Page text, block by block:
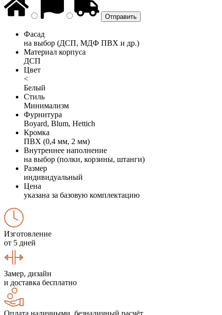
Фасад
на выбор (ДСП, МДФ ПВХ и др.)
Материал корпуса
ДСП
Цвет
<
Белый
Стиль
Минимализм
Фурнитура
Boyard, Blum, Hettich
Кромка
ПВХ (0,4 мм, 2 мм)
Внутреннее наполнение
на выбор (полки, корзины, штанги)
Размер
индивидуальный
Цена
указана за базовую комплектацию
Изготовление
от 5 дней
Замер, дизайн
и доставка бесплатно
Оплата наличными, безналичный расчёт